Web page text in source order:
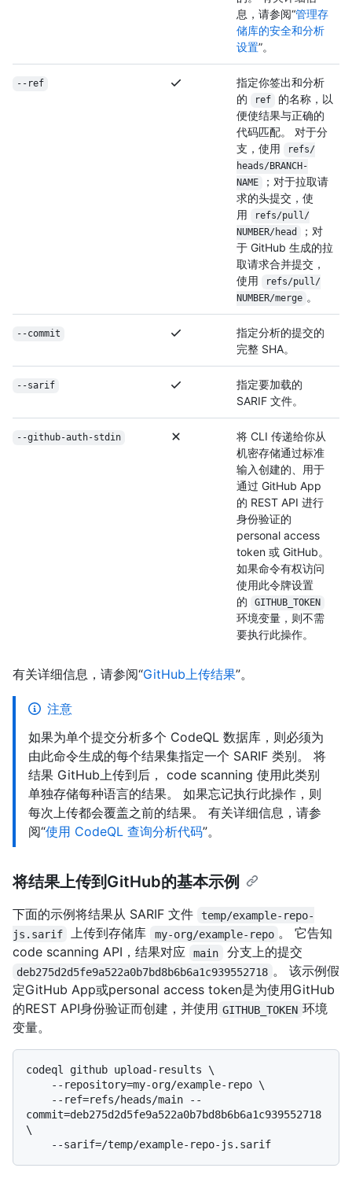
息，请参阅“管理存
储库的安全和分析
设置”。
--ref
指定你签出和分析
的
ref
的名称，以
便使结果与正确的
代码匹配。 对于分
支，使用
refs/
heads/BRANCH-
NAME
；对于拉取请
求的头提交，使
用
refs/pull/
NUMBER/head
；对
于 GitHub 生成的拉
取请求合并提交，
使用
refs/pull/
NUMBER/merge 。
--commit
指定分析的提交的
完整 SHA。
--sarif
指定要加载的
SARIF 文件。
--github-auth-stdin
将 CLI 传递给你从
机密存储通过标准
输入创建的、用于
通过 GitHub App
的 REST API 进行
身份验证的
personal access
token 或 GitHub。
如果命令有权访问
使用此令牌设置
的
GITHUB_TOKEN
环境变量，则不需
要执行此操作。
有关详细信息，请参阅“GitHub上传结果”。
注意
如果为单个提交分析多个 CodeQL 数据库，则必须为
由此命令生成的每个结果集指定一个 SARIF 类别。 将
结果 GitHub上传到后， code scanning 使用此类别
单独存储每种语言的结果。 如果忘记执行此操作，则
每次上传都会覆盖之前的结果。 有关详细信息，请参
阅“使用 CodeQL 查询分析代码”。
将结果上传到GitHub的基本示例
下面的示例将结果从 SARIF 文件
temp/example-repo-
js.sarif
上传到存储库 my-org/example-repo 。 它告知
code scanning API，结果对应
main 分支上的提交
deb275d2d5fe9a522a0b7bd8b6b6a1c939552718 。 该示例假
定GitHub App或personal access token是为使用GitHub
的REST API身份验证而创建，并使用 GITHUB_TOKEN 环境
变量。
codeql github upload-results \
commit=deb275d2d5fe9a522a0b7bd8b6b6a1c939552718
\